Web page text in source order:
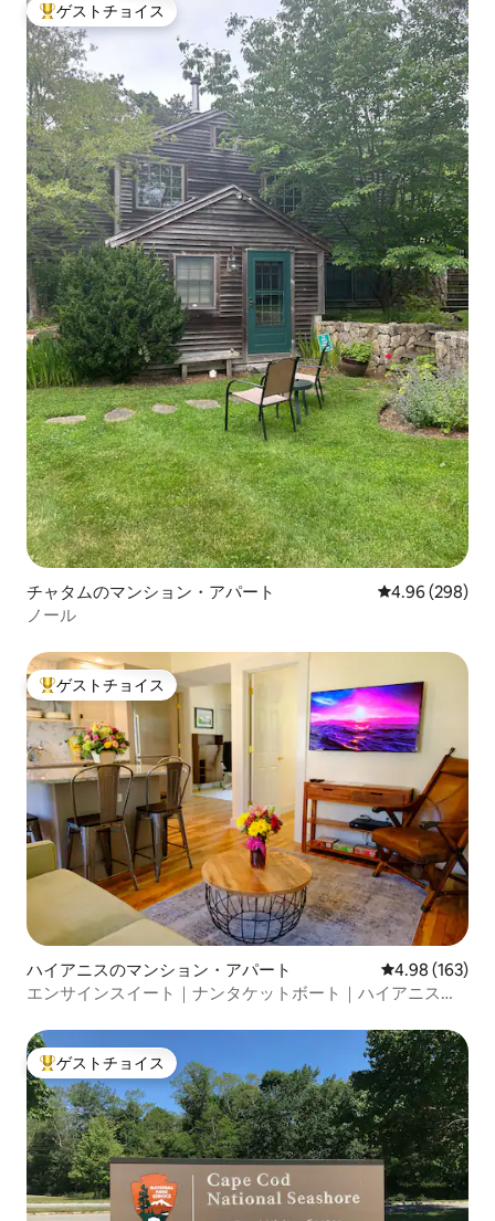
大好評のゲストチョイスです。
ゲストチョイス
チャタムのマンション・アパート レビュー298
4.96 (298)
ノール
大好評のゲストチョイスです。
ゲストチョイス
ハイアニスのマンション・アパート レビュー163
4.98 (163)
エンサインスイート｜ナンタケットボート｜ハイアニス＋
大好評のゲストチョイスです。
ゲストチョイス